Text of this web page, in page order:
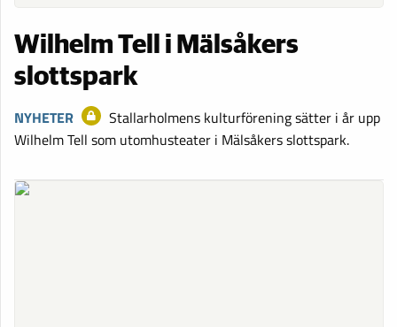
Wilhelm Tell i Mälsåkers
slottspark
NYHETER
Stallarholmens kulturförening sätter i år upp
Wilhelm Tell som utomhusteater i Mälsåkers slottspark.